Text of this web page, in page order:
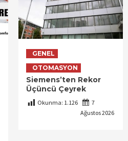
GENEL
OTOMASYON
Siemens’ten Rekor
Üçüncü Çeyrek
Okunma: 1.126
7
Ağustos 2026